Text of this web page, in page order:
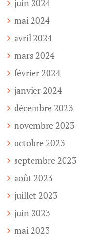
juin 2024
mai 2024
avril 2024
mars 2024
février 2024
janvier 2024
décembre 2023
novembre 2023
octobre 2023
septembre 2023
août 2023
juillet 2023
juin 2023
mai 2023